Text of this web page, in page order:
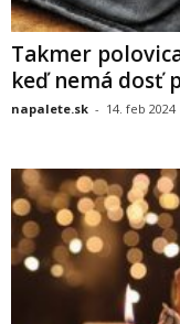
Takmer
keď nemá dosť
napalete.sk - 14. feb 2024